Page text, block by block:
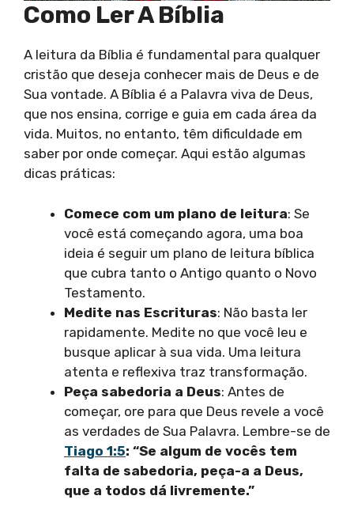
Como Ler A Bíblia
A leitura da Bíblia é fundamental para qualquer
cristão que deseja conhecer mais de Deus e de
Sua vontade. A Bíblia é a Palavra viva de Deus,
que nos ensina, corrige e guia em cada área da
vida. Muitos, no entanto, têm dificuldade em
saber por onde começar. Aqui estão algumas
dicas práticas:
Comece com um plano de leitura: Se
você está começando agora, uma boa
ideia é seguir um plano de leitura bíblica
que cubra tanto o Antigo quanto o Novo
Testamento.
Medite nas Escrituras: Não basta ler
rapidamente. Medite no que você leu e
busque aplicar à sua vida. Uma leitura
atenta e reflexiva traz transformação.
Peça sabedoria a Deus: Antes de
começar, ore para que Deus revele a você
as verdades de Sua Palavra. Lembre-se de
Tiago 1:5: “Se algum de vocês tem
falta de sabedoria, peça-a a Deus,
que a todos dá livremente.”